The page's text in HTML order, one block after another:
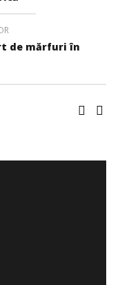
de mărfuri în